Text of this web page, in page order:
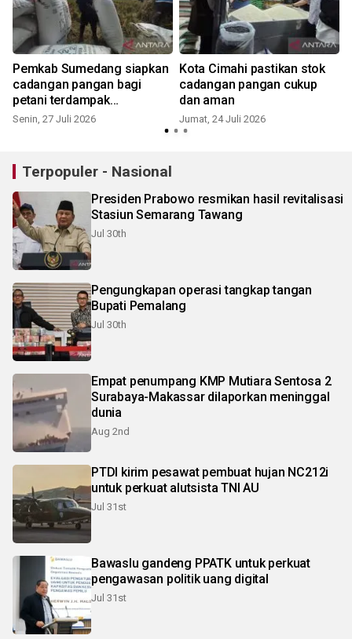
Pemkab Sumedang siapkan
cadangan pangan bagi
petani terdampak
kekeringan
Senin, 27 Juli 2026
Kota Cimahi pastikan stok
cadangan pangan cukup
dan aman
Jumat, 24 Juli 2026
Terpopuler - Nasional
Presiden Prabowo resmikan hasil revitalisasi
Stasiun Semarang Tawang
Jul 30th
Pengungkapan operasi tangkap tangan
Bupati Pemalang
Jul 30th
Empat penumpang KMP Mutiara Sentosa 2
Surabaya-Makassar dilaporkan meninggal
dunia
Aug 2nd
PTDI kirim pesawat pembuat hujan NC212i
untuk perkuat alutsista TNI AU
Jul 31st
Bawaslu gandeng PPATK untuk perkuat
pengawasan politik uang digital
Jul 31st